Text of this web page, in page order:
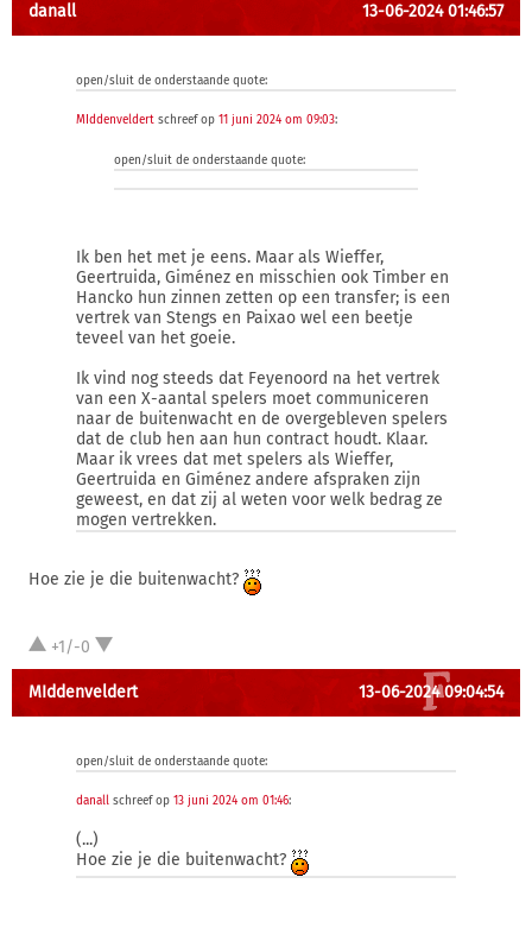
danall 13-06-2024 01:46:57
open/sluit de onderstaande quote:
MIddenveldert schreef op 11 juni 2024 om 09:03:
open/sluit de onderstaande quote:
Ik ben het met je eens. Maar als Wieffer,
Geertruida, Giménez en misschien ook Timber en
Hancko hun zinnen zetten op een transfer; is een
vertrek van Stengs en Paixao wel een beetje
teveel van het goeie.
Ik vind nog steeds dat Feyenoord na het vertrek
van een X-aantal spelers moet communiceren
naar de buitenwacht en de overgebleven spelers
dat de club hen aan hun contract houdt. Klaar.
Maar ik vrees dat met spelers als Wieffer,
Geertruida en Giménez andere afspraken zijn
geweest, en dat zij al weten voor welk bedrag ze
mogen vertrekken.
Hoe zie je die buitenwacht?
+1/-0
MIddenveldert 13-06-2024 09:04:54
open/sluit de onderstaande quote:
danall schreef op 13 juni 2024 om 01:46:
(...)
Hoe zie je die buitenwacht?